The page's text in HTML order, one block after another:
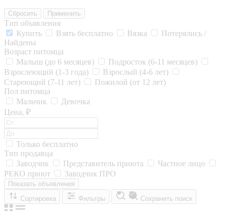
Сбросить Применить
Тип объявления
Купить
Взять бесплатно Вязка
Потерялись /
Найдены
Возраст питомца
Малыш (до 6 месяцев)
Подросток (6-11 месяцев)
Взрослеющий (1-3 года)
Взрослый (4-6 лет)
Стареющий (7-11 лет)
Пожилой (от 12 лет)
Пол питомца
Мальчик
Девочка
Цена, ₽
Только бесплатно
Тип продавца
Заводчик
Представитель приюта
Частное лицо
РЕКО приют
Заводчик ПРО
Показать объявления
Сортировка
Фильтры Сохранить поиск